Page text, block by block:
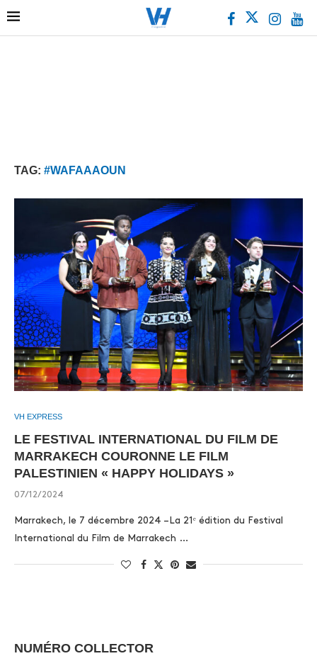
TAG: #WAFAAAOUN
VH EXPRESS
LE FESTIVAL INTERNATIONAL DU FILM DE
MARRAKECH COURONNE LE FILM
PALESTINIEN « HAPPY HOLIDAYS »
07/12/2024
Marrakech, le 7 décembre 2024 –La 21ᵉ édition du Festival
International du Film de Marrakech …
NUMÉRO COLLECTOR